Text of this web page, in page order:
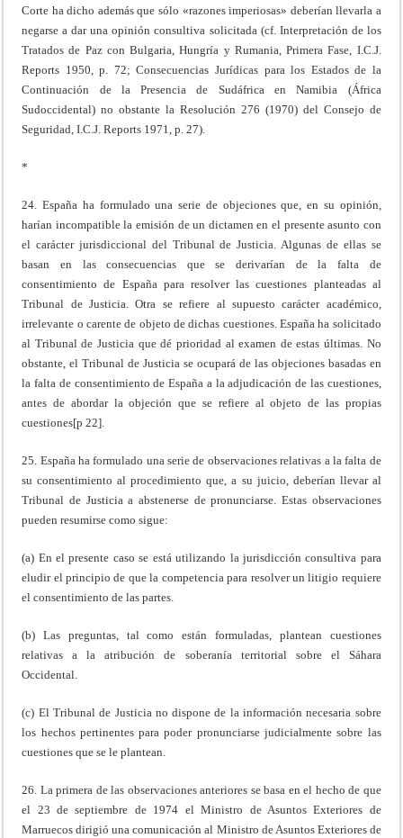
Corte ha dicho además que sólo «razones imperiosas» deberían llevarla a
negarse a dar una opinión consultiva solicitada (cf. Interpretación de los
Tratados de Paz con Bulgaria, Hungría y Rumania, Primera Fase, I.C.J.
Reports 1950, p. 72; Consecuencias Jurídicas para los Estados de la
Continuación de la Presencia de Sudáfrica en Namibia (África
Sudoccidental) no obstante la Resolución 276 (1970) del Consejo de
Seguridad, I.C.J. Reports 1971, p. 27).
*
24. España ha formulado una serie de objeciones que, en su opinión,
harían incompatible la emisión de un dictamen en el presente asunto con
el carácter jurisdiccional del Tribunal de Justicia. Algunas de ellas se
basan en las consecuencias que se derivarían de la falta de
consentimiento de España para resolver las cuestiones planteadas al
Tribunal de Justicia. Otra se refiere al supuesto carácter académico,
irrelevante o carente de objeto de dichas cuestiones. España ha solicitado
al Tribunal de Justicia que dé prioridad al examen de estas últimas. No
obstante, el Tribunal de Justicia se ocupará de las objeciones basadas en
la falta de consentimiento de España a la adjudicación de las cuestiones,
antes de abordar la objeción que se refiere al objeto de las propias
cuestiones[p 22].
25. España ha formulado una serie de observaciones relativas a la falta de
su consentimiento al procedimiento que, a su juicio, deberían llevar al
Tribunal de Justicia a abstenerse de pronunciarse. Estas observaciones
pueden resumirse como sigue:
(a) En el presente caso se está utilizando la jurisdicción consultiva para
eludir el principio de que la competencia para resolver un litigio requiere
el consentimiento de las partes.
(b) Las preguntas, tal como están formuladas, plantean cuestiones
relativas a la atribución de soberanía territorial sobre el Sáhara
Occidental.
(c) El Tribunal de Justicia no dispone de la información necesaria sobre
los hechos pertinentes para poder pronunciarse judicialmente sobre las
cuestiones que se le plantean.
26. La primera de las observaciones anteriores se basa en el hecho de que
el 23 de septiembre de 1974 el Ministro de Asuntos Exteriores de
Marruecos dirigió una comunicación al Ministro de Asuntos Exteriores de